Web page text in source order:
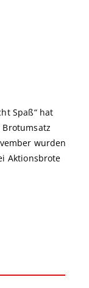
Spaß“ hat
wurden
Aktionsbrote